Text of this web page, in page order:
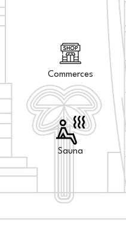
Commerces
Sauna